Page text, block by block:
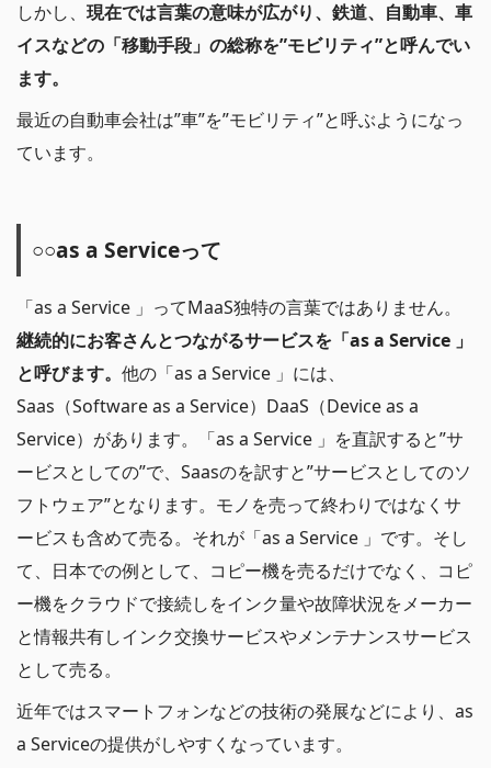
しかし、 現在では言葉の意味が広がり、鉄道、自動車、車
イスなどの「移動手段」の総称を”モビリティ”と呼んでい
ます。
最近の自動車会社は”車”を”モビリティ”と呼ぶようになっ
ています。
○○as a Serviceって
「as a Service 」ってMaaS独特の言葉ではありません。
継続的にお客さんとつながるサービスを「as a Service 」
と呼びます。 他の「as a Service 」には、
Saas（Software as a Service）DaaS（Device as a
Service）があります。「as a Service 」を直訳すると”サ
ービスとしての”で、Saasのを訳すと”サービスとしてのソ
フトウェア”となります。モノを売って終わりではなくサ
ービスも含めて売る。それが「as a Service 」です。そし
て、日本での例として、コピー機を売るだけでなく、コピ
ー機をクラウドで接続しをインク量や故障状況をメーカー
と情報共有しインク交換サービスやメンテナンスサービス
として売る。
近年ではスマートフォンなどの技術の発展などにより、as
a Serviceの提供がしやすくなっています。